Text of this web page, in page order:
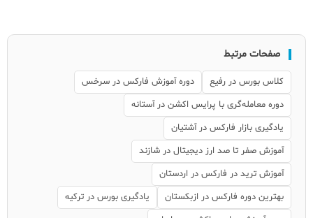
صفحات مرتبط
کلاس بورس در رفیع
دوره آموزش فارکس در سرخس
دوره معامله‌گری با پرایس اکشن در آستانه
یادگیری بازار فارکس در آشتیان
آموزش صفر تا صد ارز دیجیتال در شازند
آموزش ترید در فارکس در اردستان
بهترین دوره فارکس در ازبکستان
یادگیری بورس در ترکیه